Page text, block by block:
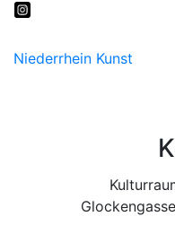
Niederrhein Kunst